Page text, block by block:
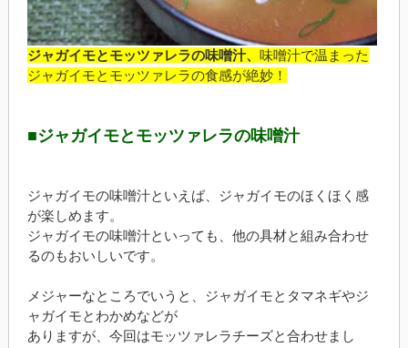
ジャガイモとモッツァレラの味噌汁、 味噌汁で温まった
ジャガイモとモッツァレラの食感が絶妙！
■ジャガイモとモッツァレラの味噌汁
ジャガイモの味噌汁といえば、ジャガイモのほくほく感
が楽しめます。
ジャガイモの味噌汁といっても、他の具材と組み合わせ
るのもおいしいです。
メジャーなところでいうと、ジャガイモとタマネギやジ
ャガイモとわかめなどが
ありますが、今回はモッツァレラチーズと合わせまし